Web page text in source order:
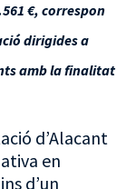
€, correspon
dirigides a
amb la finalitat
d’Alacant
en
d’un